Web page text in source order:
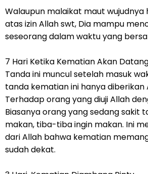
Walaupun malaikat maut wujudnya
atas izin Allah swt, Dia mampu
seseorang dalam waktu yang
7 Hari Ketika Kematian Akan
Tanda ini muncul setelah masuk
tanda kematian ini hanya diberikan
Terhadap orang yang diuji Allah
Biasanya orang yang sedang sakit
makan, tiba-tiba ingin makan. Ini
dari Allah bahwa kematian
sudah dekat.